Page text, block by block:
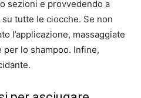
sezioni e provvedendo a
tutte le ciocche. Se non
l’applicazione, massaggiate
lo shampoo. Infine,